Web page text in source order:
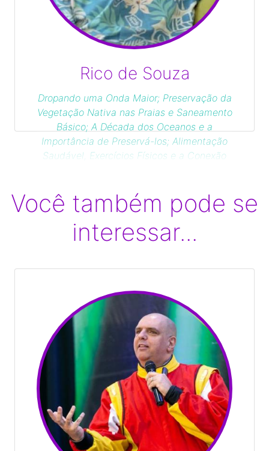
Rico de Souza
Dropando uma Onda Maior; Preservação da
Vegetação Nativa nas Praias e Saneamento
Básico; A Década dos Oceanos e a
Importância de Preservá-los; Alimentação
Saudável, Exercícios Físicos e a Conexão
Você também pode se
interessar...